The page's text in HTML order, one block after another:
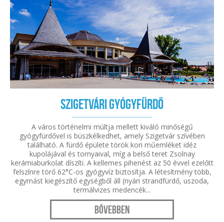
Szigetvári Gyógyfürdő
A város történelmi múltja mellett kiváló minőségű
gyógyfürdővel is büszkélkedhet, amely Szigetvár szívében
található. A fürdő épülete török kori műemléket idéz
kupolájával és tornyaival, míg a belső teret Zsolnay
kerámiaburkolat díszíti. A kellemes pihenést az 50 évvel ezelőtt
felszínre törő 62°C-os gyógyvíz biztosítja. A létesítmény több,
egymást kiegészítő egységből áll (nyári strandfürdő, uszoda,
termálvizes medencék...
Bővebben